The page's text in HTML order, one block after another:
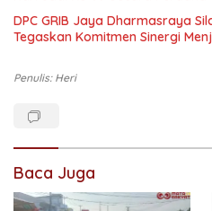
DPC GRIB Jaya Dharmasraya
Tegaskan Komitmen Sinergi
Penulis: Heri
Baca Juga